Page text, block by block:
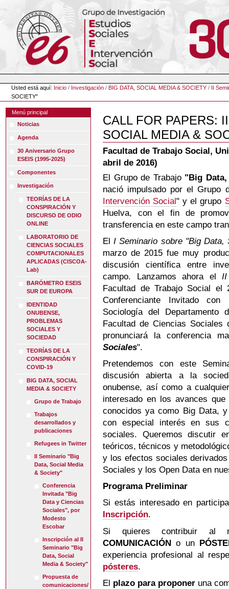
contenido.
navegación
Herramientas
Personales
Usted está aquí: Inicio / Investigación /BIG DATA, SOCIAL MEDIA & SOCIETY / II
SOCIETY"
Menú principal
Noticias
Agenda
30 Aniversario Grupo
ESEIS (1995-2025)
Componentes
Investigación
TEORÍAS DE LA
CONSPIRACIÓN Y
DISCURSO DE ODIO
ONLINE
LABORATORIO DE
CIENCIAS SOCIALES
COMPUTACIONALES
APLICADAS (CISCOA-
Lab)
BARÓMETRO ESEIS
SUR DE EUROPA
IDENTIDAD
ONUBENSE,
PROBLEMAS
SOCIALES Y
SOCIEDAD
TEORÍAS DE LA
CONSPIRACIÓN Y
COVID-19
BIG DATA, SOCIAL
MEDIA & SOCIETY
Grupo de Trabajo
Trabajos
desarrollados y
publicaciones
Refugees in Twitter
II Seminario "Big
Data, Social Media
& Society"
Conferencia
Invitada "Big
Data y Ciencias
Sociales", por
Modesto
Escobar
Inscripción al II
Seminario "Big
Data, Social
Media & Society"
Propuesta de
comunicaciones/
CALL FOR PAPERS:
SOCIAL MEDIA &
Facultad de Trabajo Social,
abril de 2016)
El Grupo de Trabajo "Big
nació impulsado por el Grupo
Intervención Social" y el grupo
Huelva, con el fin de
transferencia en este campo
ElI Seminario sobre "Big Data,
marzo de 2015 fue muy
discusión científica entre
campo. Lanzamos ahora elII
Facultad de Trabajo Social
Conferenciante Invitado con
Sociología del Departamento
Facultad de Ciencias Sociales
pronunciará la conferencia
Sociales".
Pretendemos con este
discusión abierta a la
onubense, así como a
interesado en los avances
conocidos ya como Big Data,
con especial interés en sus
sociales. Queremos discutir
teóricos, técnicos y
y los efectos sociales
Sociales y los Open Data en
Programa Preliminar
Si estás interesado en
Inscripción.
Si quieres contribuir al
COMUNICACIÓN o un
experiencia profesional al
pósteres.
El plazo para proponer una